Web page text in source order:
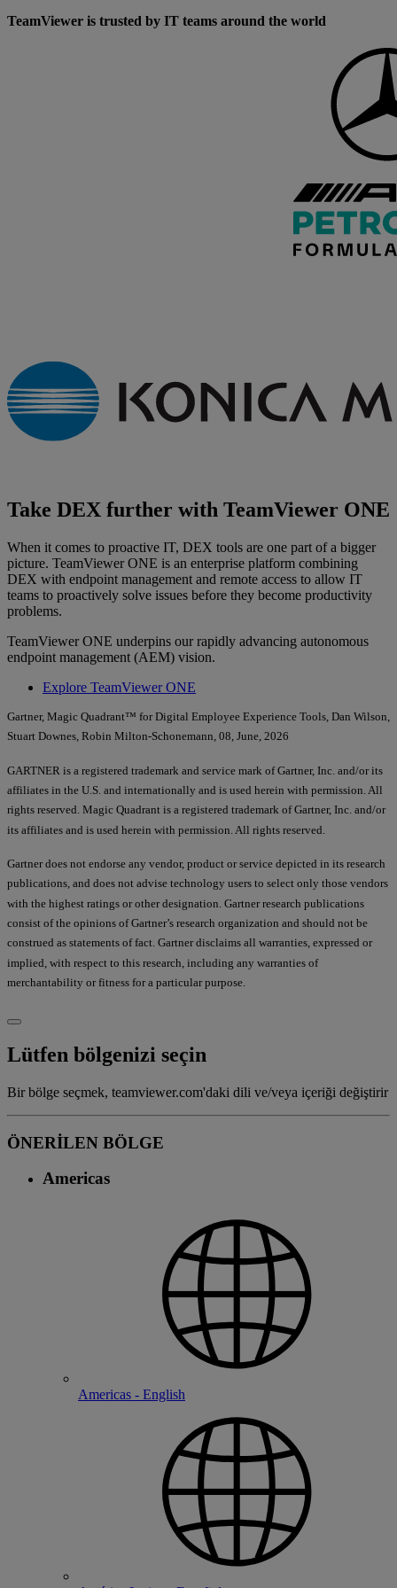
TeamViewer is trusted by IT teams around the world
Take DEX further with TeamViewer ONE
When it comes to proactive IT, DEX tools are one part of a bigger
picture. TeamViewer ONE is an enterprise platform combining
DEX with endpoint management and remote access to allow IT
teams to proactively solve issues before they become productivity
problems.
TeamViewer ONE underpins our rapidly advancing autonomous
endpoint management (AEM) vision.
Explore TeamViewer ONE
Gartner, Magic Quadrant™ for Digital Employee Experience Tools, Dan Wilson,
Stuart Downes, Robin Milton-Schonemann, 08, June, 2026
GARTNER is a registered trademark and service mark of Gartner, Inc. and/or its
affiliates in the U.S. and internationally and is used herein with permission. All
rights reserved. Magic Quadrant is a registered trademark of Gartner, Inc. and/or
its affiliates and is used herein with permission. All rights reserved.
Gartner does not endorse any vendor, product or service depicted in its research
publications, and does not advise technology users to select only those vendors
with the highest ratings or other designation. Gartner research publications
consist of the opinions of Gartner’s research organization and should not be
construed as statements of fact. Gartner disclaims all warranties, expressed or
implied, with respect to this research, including any warranties of
merchantability or fitness for a particular purpose.
Lütfen bölgenizi seçin
Bir bölge seçmek, teamviewer.com'daki dili ve/veya içeriği değiştirir
ÖNERİLEN BÖLGE
Americas
Americas - English